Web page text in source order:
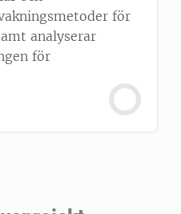
för
analyserar
för